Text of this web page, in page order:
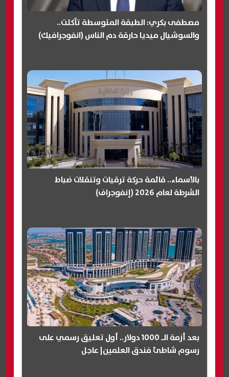
مصطفى بكري: الطبقة المتوسطة تآكلت..
والسوشيال ميديا حارقة دم الناس (انفوجرافيك)
بالأسماء.. قائمة حركة ترقيات وتنقلات ضباط
الشرطة لعام 2026 (إنفوجراف)
بعد أزمة الـ 1000 دولار.. أول تعليق رسمي على
رسوم شاطئ فندق العلمين| عاجل